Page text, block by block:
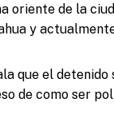
oriente de la
y
que el
de como ser